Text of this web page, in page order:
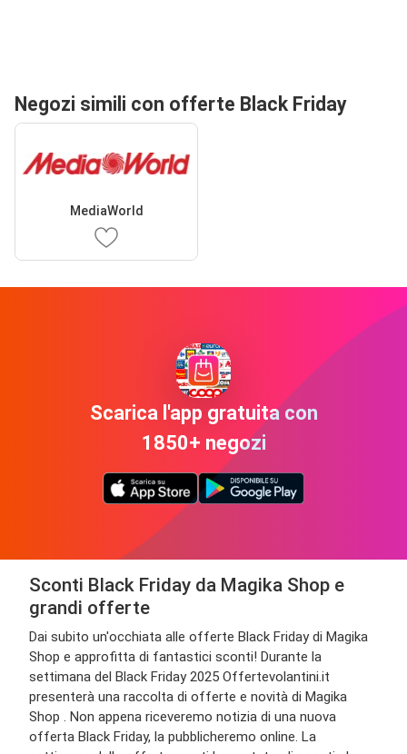
Negozi simili con offerte Black Friday
MediaWorld
Scarica l'app gratuita con
1850+ negozi
Sconti Black Friday da Magika Shop e
grandi offerte
Dai subito un'occhiata alle offerte Black Friday di Magika
Shop e approfitta di fantastici sconti! Durante la
settimana del Black Friday 2025 Offertevolantini.it
presenterà una raccolta di offerte e novità di Magika
Shop . Non appena riceveremo notizia di una nuova
offerta Black Friday, la pubblicheremo online. La